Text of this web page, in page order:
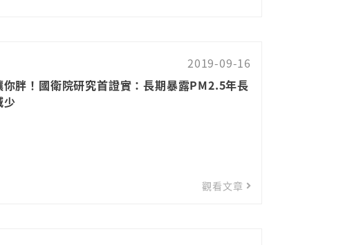
2019-09-16
你胖！國衛院研究首證實：長期暴露PM2.5年長
少
觀看文章